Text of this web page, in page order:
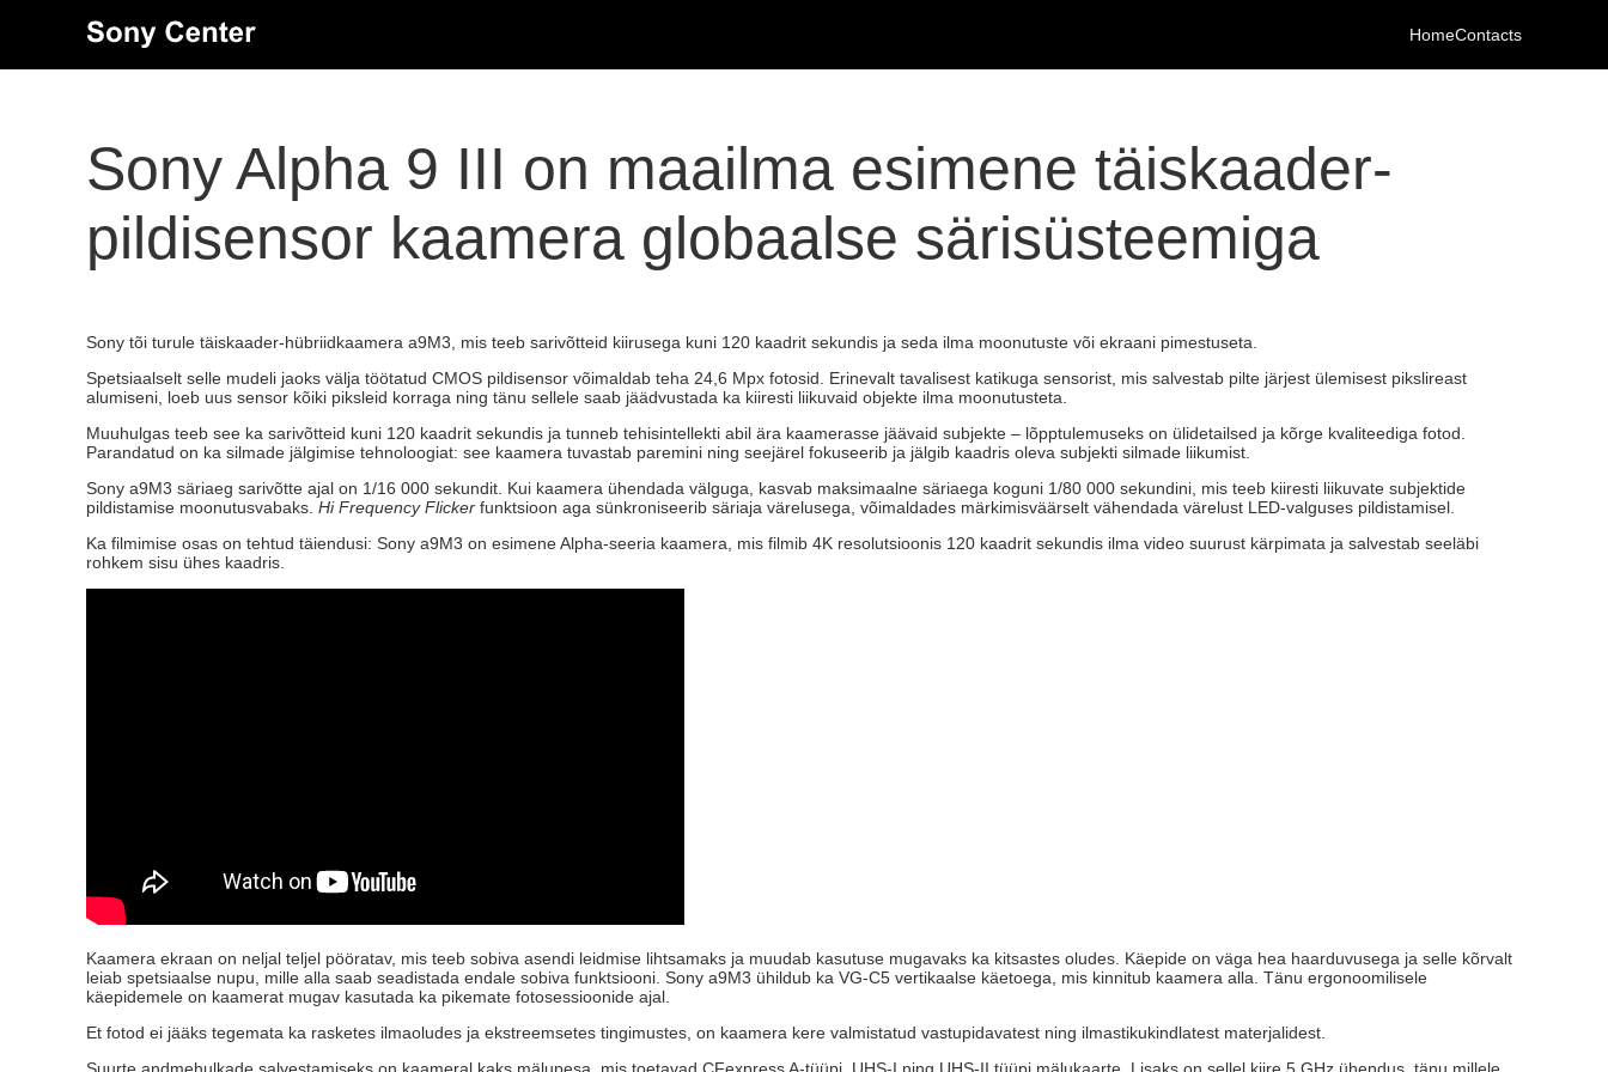
HomeContacts
Sony Alpha 9 III on maailma esimene täiskaader-
pildisensor kaamera globaalse särisüsteemiga
Sony tõi turule täiskaader-hübriidkaamera a9M3, mis teeb sarivõtteid kiirusega kuni 120 kaadrit sekundis ja seda ilma moonutuste või ekraani pimestuseta.
Spetsiaalselt selle mudeli jaoks välja töötatud CMOS pildisensor võimaldab teha 24,6 Mpx fotosid. Erinevalt tavalisest katikuga sensorist, mis salvestab pilte järjest ülemisest pikslireast
alumiseni, loeb uus sensor kõiki piksleid korraga ning tänu sellele saab jäädvustada ka kiiresti liikuvaid objekte ilma moonutusteta.
Muuhulgas teeb see ka sarivõtteid kuni 120 kaadrit sekundis ja tunneb tehisintellekti abil ära kaamerasse jäävaid subjekte – lõpptulemuseks on ülidetailsed ja kõrge kvaliteediga fotod.
Parandatud on ka silmade jälgimise tehnoloogiat: see kaamera tuvastab paremini ning seejärel fokuseerib ja jälgib kaadris oleva subjekti silmade liikumist.
Sony a9M3 säriaeg sarivõtte ajal on 1/16 000 sekundit. Kui kaamera ühendada välguga, kasvab maksimaalne säriaega koguni 1/80 000 sekundini, mis teeb kiiresti liikuvate subjektide
pildistamise moonutusvabaks. Hi Frequency Flicker funktsioon aga sünkroniseerib säriaja värelusega, võimaldades märkimisväärselt vähendada värelust LED-valguses pildistamisel.
Ka filmimise osas on tehtud täiendusi: Sony a9M3 on esimene Alpha-seeria kaamera, mis filmib 4K resolutsioonis 120 kaadrit sekundis ilma video suurust kärpimata ja salvestab seeläbi
rohkem sisu ühes kaadris.
Kaamera ekraan on neljal teljel pööratav, mis teeb sobiva asendi leidmise lihtsamaks ja muudab kasutuse mugavaks ka kitsastes oludes. Käepide on väga hea haarduvusega ja selle kõrvalt
leiab spetsiaalse nupu, mille alla saab seadistada endale sobiva funktsiooni. Sony a9M3 ühildub ka VG-C5 vertikaalse käetoega, mis kinnitub kaamera alla. Tänu ergonoomilisele
käepidemele on kaamerat mugav kasutada ka pikemate fotosessioonide ajal.
Et fotod ei jääks tegemata ka rasketes ilmaoludes ja ekstreemsetes tingimustes, on kaamera kere valmistatud vastupidavatest ning ilmastikukindlatest materjalidest.